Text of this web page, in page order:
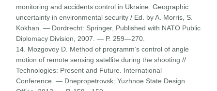
monitoring and accidents control in Ukraine. Geographic
uncertainty in environmental security / Ed. by A. Morris, S.
Kokhan. — Dordrecht: Springer, Published with NATO Public
Diplomacy Division, 2007. — P. 259—270.
14. Mozgovoy D. Method of programm’s control of angle
motion of remote sensing satellite during the shooting //
Technologies: Present and Future. International
Conference. — Dnepropetrovsk: Yuzhnoe State Design